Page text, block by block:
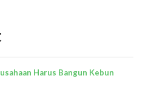
Harus Bangun Kebun